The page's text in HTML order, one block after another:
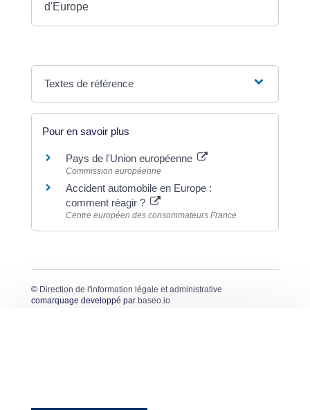
d'Europe
Textes de référence
Pour en savoir plus
Pays de l'Union européenne
Commission européenne
Accident automobile en Europe :
comment réagir ?
Centre européen des consommateurs France
© Direction de l'information légale et administrative
comarquage developpé par baseo.io